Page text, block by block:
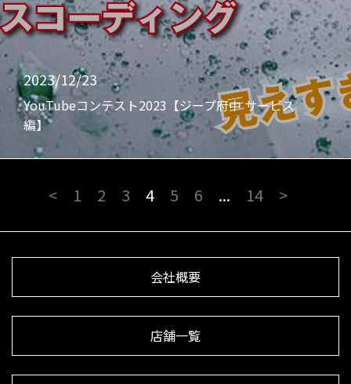
2023/12/23
YouTubeコンテスト2023【ジープ府中 サービス
編】
< 1 2 3 4 5 6 ... 14 >
会社概要
店舗一覧